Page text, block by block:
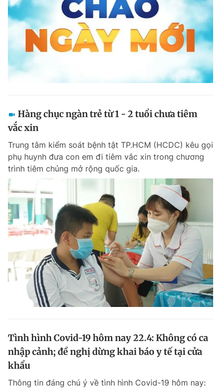
Tin thị trường Tin 360
Magazine
Sản phẩm khác
Thông tin tòa soạn
Đọc Thanh Niên trên điện thoại
Theo dõi báo trên
Hotline
0906 645 777
Liên hệ quảng cáo
0908 780 404
Tổng biên tập: Nguyễn Ngọc Toàn
Phó tổng biên tập thường trực: Hải Thành
Phó tổng biên tập: Lâm Hiếu Dũng
Phó tổng biên tập: Trần Việt Hưng
Hàng chục ngàn trẻ từ 1 - 2 tuổi chưa tiêm
vắc xin
Trung tâm kiểm soát bệnh tật TP.HCM (HCDC) kêu gọi
phụ huynh đưa con em đi tiêm vắc xin trong chương
trình tiêm chủng mở rộng quốc gia.
Tình hình Covid-19 hôm nay 22.4: Không có ca
nhập cảnh; đề nghị dừng khai báo y tế tại cửa
khẩu
Thông tin đáng chú ý về tình hình Covid-19 hôm nay: